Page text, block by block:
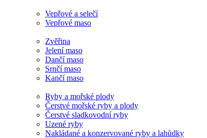
Vepřové a selečí
Vepřové maso
Zvěřina
Jelení maso
Dančí maso
Srnčí maso
Kančí maso
Ryby a mořské plody
Čerstvé mořské ryby a plody
Čerstvé sladkovodní ryby
Uzené ryby
Nakládané a konzervované ryby a lahůdky